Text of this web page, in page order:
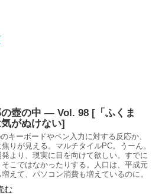
壺の中 — Vol. 98 [「ふくま
がぬけない]
キーボードやペン入力に対する反応か、
りが見える。マルチタイルPC。うーん。
より、現実に目を向けて欲しい。すでに
そこではなかったりする。人口は、平成元
えて、パソコン消費も増えているのに。
む